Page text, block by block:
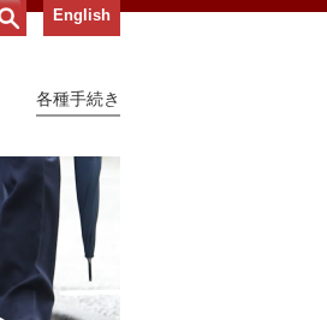
English
各種手続き